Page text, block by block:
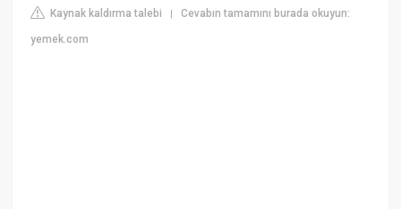
Kaynak kaldırma talebi |Cevabın tamamını burada okuyun:
yemek.com